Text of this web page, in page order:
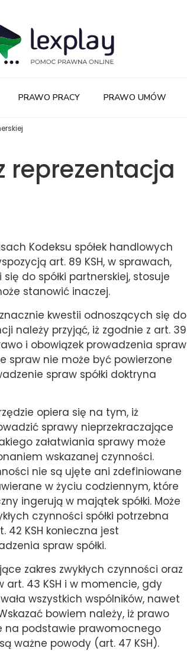
PRAWO PRACY PRAWO UMÓW
reprezentacja
Kodeksu spółek handlowych
art. 89 KSH, w sprawach,
do spółki partnerskiej, stosuje
stanowić inaczej.
kwestii odnoszących się do
należy przyjąć, iż zgodnie z art. 39
i obowiązek prowadzenia spraw
spraw nie może być powierzone
spraw spółki doktryna
opiera się na tym, iż
sprawy nieprzekraczające
załatwiania sprawy może
wskazanej czynności.
nie są ujęte ani zdefiniowane
w życiu codziennym, które
ingerują w majątek spółki. Może
czynności spółki potrzebna
42 KSH konieczna jest
spraw spółki.
zakres zwykłych czynności oraz
art. 43 KSH i w momencie, gdy
wszystkich wspólników, nawet
bowiem należy, iż prawo
na podstawie prawomocnego
ważne powody (art. 47 KSH).